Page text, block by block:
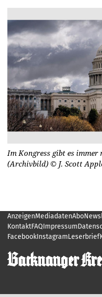
Im Kongress gibt es
(Archivbild) © J. Scott
AnzeigenMediadatenAbo
KontaktFAQImpressum
FacebookInstagramLeserbrief